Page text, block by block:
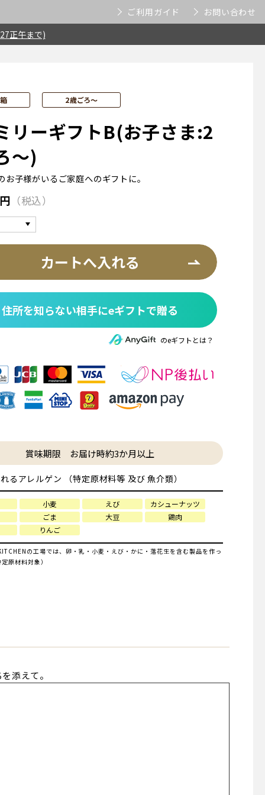
ご利用ガイド
お問い合わせ
正午まで)
2歳ごろ～
リーギフトB(お子さま:2
～)
お子様がいるご家庭へのギフトに。
円 税込
カートへ入れる
住所を知らない相手にeギフトで贈る
のeギフトとは？
賞味期限 お届け時約3か月以上
るアレルゲン （特定原材料等 及び 魚介類）
小麦 えび
カシューナッツ
ごま
大豆
鶏肉
りんご
の工場では、卵・乳・小麦・えび・かに・落花生を含む製品を作っ
原材料対象）
添えて。